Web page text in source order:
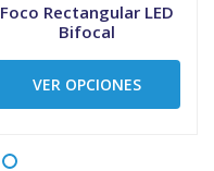
Foco Rectangular LED
Bifocal
VER OPCIONES